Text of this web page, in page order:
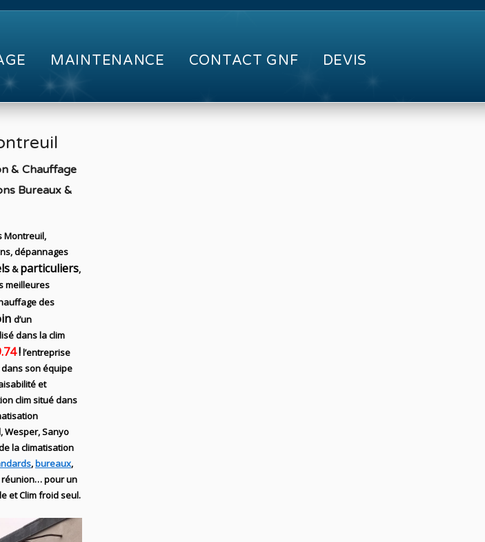
MAINTENANCE CONTACT GNF DEVIS
& Chauffage
Bureaux &
Montreuil,
dépannages
&particuliers,
meilleures
des
d’un
dans la clim
!l’entreprise
son équipe
et
climsitué dans
Wesper, Sanyo
laclimatisation
,bureaux,
réunion… pour un
et Clim froid seul.